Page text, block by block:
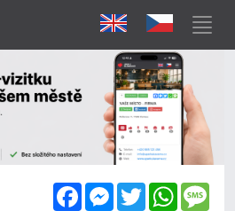
FacebookMessenger
Twitter